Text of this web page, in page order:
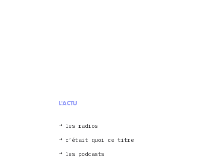
L'ACTU
les radios
c’était quoi ce titre
les podcasts